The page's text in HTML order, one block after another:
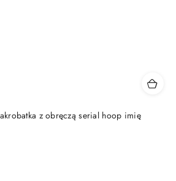
z obręczą serial hoop imię